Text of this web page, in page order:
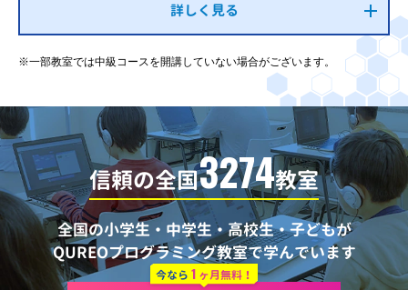
詳しく見る
※一部教室では中級コースを開講していない場合がございます。
信頼の全国3274教室
全国の小学生・中学生・高校生・子どもが
QUREOプログラミング教室で学んでいます
今なら 1 ヶ月無料！